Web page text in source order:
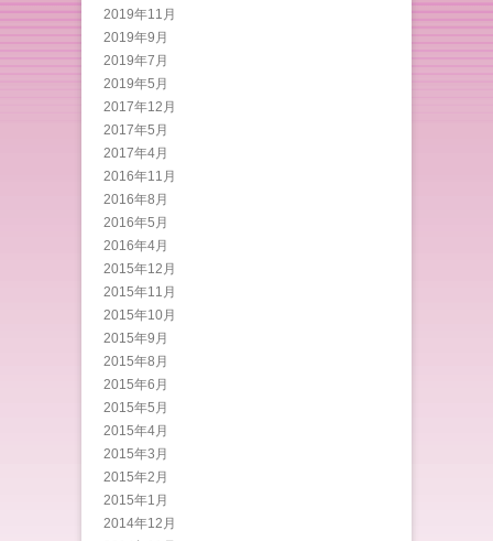
2019年11月
2019年9月
2019年7月
2019年5月
2017年12月
2017年5月
2017年4月
2016年11月
2016年8月
2016年5月
2016年4月
2015年12月
2015年11月
2015年10月
2015年9月
2015年8月
2015年6月
2015年5月
2015年4月
2015年3月
2015年2月
2015年1月
2014年12月